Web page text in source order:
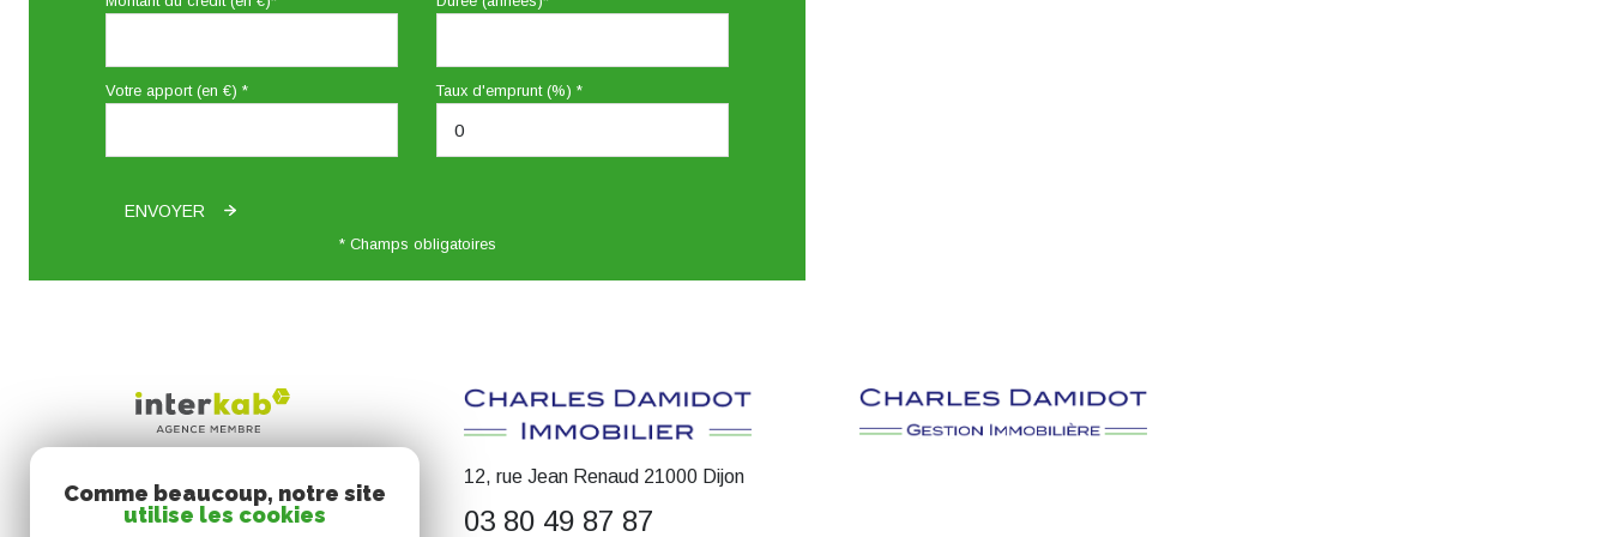
Votre apport (en €) * Taux d'emprunt (%) *
ENVOYER
* Champs obligatoires
12, rue Jean Renaud 21000 Dijon
03 80 49 87 87
Comme beaucoup, notre site
utilise les cookies